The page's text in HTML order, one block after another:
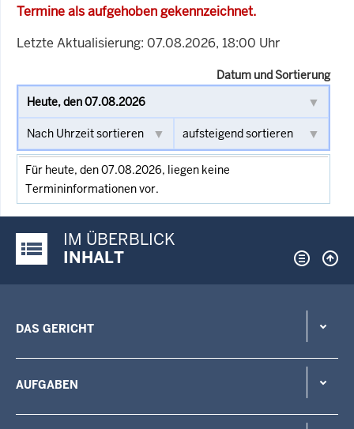
Termine als aufgehoben gekennzeichnet.
Letzte Aktualisierung: 07.08.2026, 18:00 Uhr
Datum und Sortierung
Für heute, den 07.08.2026, liegen keine
Termininformationen vor.
Justiz-Portal im Überblick:
IM ÜBERBLICK
INHALT
DAS GERICHT
AUFGABEN